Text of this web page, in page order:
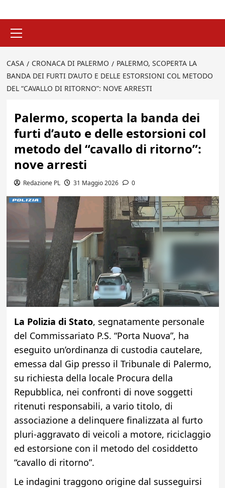
principale
CASA CRONACA DI PALERMO
PALERMO, SCOPERTA LA
BANDA DEI FURTI D’AUTO E DELLE ESTORSIONI COL METODO
DEL “CAVALLO DI RITORNO”: NOVE ARRESTI
Palermo, scoperta la banda dei
furti d’auto e delle estorsioni col
metodo del “cavallo di ritorno”:
nove arresti
Redazione PL 31 Maggio 2026 0
La Polizia di Stato, segnatamente personale
del Commissariato P.S. “Porta Nuova”, ha
eseguito un’ordinanza di custodia cautelare,
emessa dal Gip presso il Tribunale di Palermo,
su richiesta della locale Procura della
Repubblica, nei confronti di nove soggetti
ritenuti responsabili, a vario titolo, di
associazione a delinquere finalizzata al furto
pluri-aggravato di veicoli a motore, riciclaggio
ed estorsione con il metodo del cosiddetto
“cavallo di ritorno”.
Le indagini traggono origine dal susseguirsi